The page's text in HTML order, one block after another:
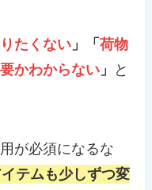
たくない 」「荷物
かわからない 」
と
が必須になるな
テムも少しずつ変